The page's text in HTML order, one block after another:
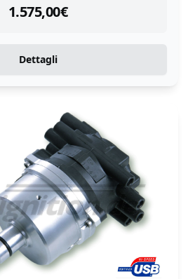
1.575,00€
instock
Dettagli